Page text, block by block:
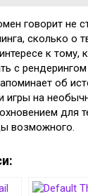
говорит не
сколько о
к тому,
с
об
игры на
для
возможного.